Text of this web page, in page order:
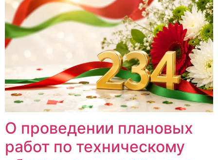
О проведении плановых
работ по техническому